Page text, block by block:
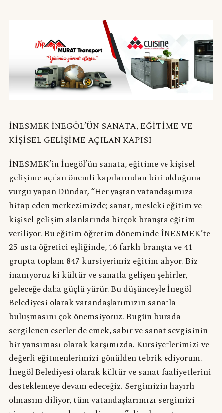
İNESMEK İNEGÖL’ÜN SANATA, EĞİTİME VE
KİŞİSEL GELİŞİME AÇILAN KAPISI
İNESMEK’in İnegöl’ün sanata, eğitime ve kişisel
gelişime açılan önemli kapılarından biri olduğuna
vurgu yapan Dündar, “Her yaştan vatandaşımıza
hitap eden merkezimizde; sanat, mesleki eğitim ve
kişisel gelişim alanlarında birçok branşta eğitim
veriliyor. Bu eğitim öğretim döneminde İNESMEK’te
25 usta öğretici eşliğinde, 16 farklı branşta ve 41
grupta toplam 847 kursiyerimiz eğitim alıyor. Biz
inanıyoruz ki kültür ve sanatla gelişen şehirler,
geleceğe daha güçlü yürür. Bu düşünceyle İnegöl
Belediyesi olarak vatandaşlarımızın sanatla
buluşmasını çok önemsiyoruz. Bugün burada
sergilenen eserler de emek, sabır ve sanat sevgisinin
bir yansıması olarak karşımızda. Kursiyerlerimizi ve
değerli eğitmenlerimizi gönülden tebrik ediyorum.
İnegöl Belediyesi olarak kültür ve sanat faaliyetlerini
desteklemeye devam edeceğiz. Sergimizin hayırlı
olmasını diliyor, tüm vatandaşlarımızı sergimizi